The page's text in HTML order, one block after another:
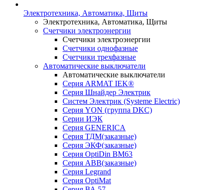
Электротехника, Автоматика, Щиты
Электротехника, Автоматика, Щиты
Счетчики электроэнергии
Счетчики электроэнергии
Счетчики однофазные
Счетчики трехфазные
Автоматические выключатели
Автоматические выключатели
Серия ARMAT IEK®
Серия Шнайдер Электрик
Систем Электрик (Systeme Electric)
Серия YON (группа DKC)
Серии ИЭК
Серия GENERICA
Серия ТДМ(заказные)
Серия ЭКФ(заказные)
Серия OptiDin BM63
Серия АВВ(заказные)
Серия Legrand
Серия OptiMat